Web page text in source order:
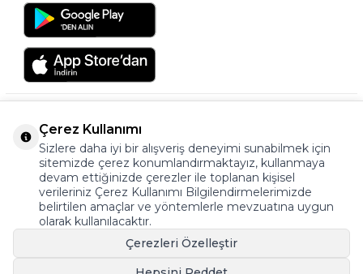
©2026 Tüm Hakkı Saklıdır.
ayakkabıonline.com
Çerez Kullanımı
Sizlere daha iyi bir alışveriş deneyimi sunabilmek için
sitemizde çerez konumlandırmaktayız, kullanmaya
devam ettiğinizde çerezler ile toplanan kişisel
verileriniz Çerez Kullanımı Bilgilendirmelerimizde
belirtilen amaçlar ve yöntemlerle mevzuatına uygun
olarak kullanılacaktır.
Çerezleri Özelleştir